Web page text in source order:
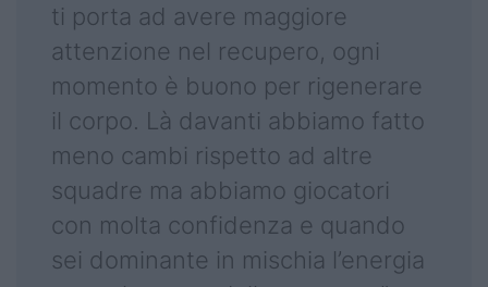
ti porta ad avere maggiore
attenzione nel recupero, ogni
momento è buono per rigenerare
il corpo. Là davanti abbiamo fatto
meno cambi rispetto ad altre
squadre ma abbiamo giocatori
con molta confidenza e quando
sei dominante in mischia l’energia